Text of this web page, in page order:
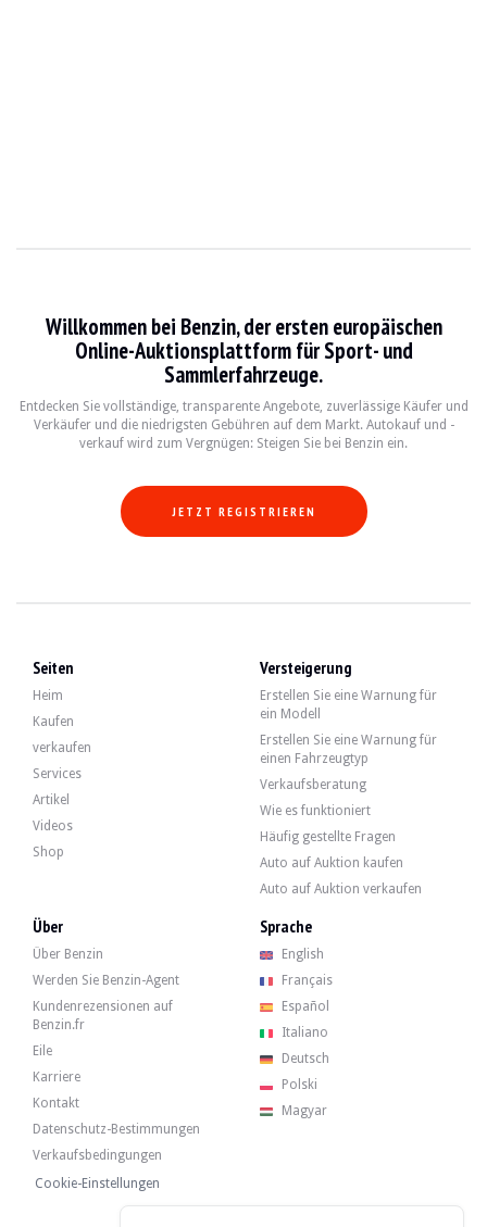
La Lancia Delta est une berline compacte emblématique produite entre
Fiche technique
Années de production Moteur Puissance
Lancia Delta — Laufende Auktionen
Lancia Delta HPE HF - 1994
Lancia Delta — Verkauft
Lancia Delta HF 2.0 Turbo - 1995
11 500 €
Lancia Delta HF 2.0 Turbo - 1995
Lancia Delta LX 22k km - 1992
11 341 €
Lancia Delta LX 22k km - 1992
Willkommen bei Benzin, der ersten europäischen
Online-Auktionsplattform für Sport- und
Sammlerfahrzeuge.
Entdecken Sie vollständige, transparente Angebote, zuverlässige Käufer und
Verkäufer und die niedrigsten Gebühren auf dem Markt. Autokauf und -
verkauf wird zum Vergnügen: Steigen Sie bei Benzin ein.
JETZT REGISTRIEREN
Seiten
Heim
Kaufen
verkaufen
Services
Artikel
Videos
Shop
Versteigerung
Erstellen Sie eine Warnung für
ein Modell
Erstellen Sie eine Warnung für
einen Fahrzeugtyp
Verkaufsberatung
Wie es funktioniert
Häufig gestellte Fragen
Auto auf Auktion kaufen
Auto auf Auktion verkaufen
Über
Über Benzin
Werden Sie Benzin-Agent
Kundenrezensionen auf
Benzin.fr
Eile
Karriere
Kontakt
Datenschutz-Bestimmungen
Verkaufsbedingungen
Cookie-Einstellungen
Sprache
English
Français
Español
Italiano
Deutsch
Polski
Magyar